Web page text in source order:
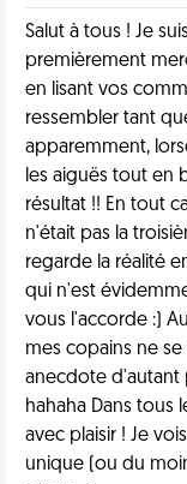
Salut à tous ! Je
premièrement
en lisant vos
ressembler tant
apparemment,
les aiguës tout en
résultat !! En tout
n'était pas la
regarde la réalité
qui n'est
vous l'accorde :)
mes copains ne
anecdote d'autant
hahaha Dans tous
avec plaisir ! Je
unique (ou du